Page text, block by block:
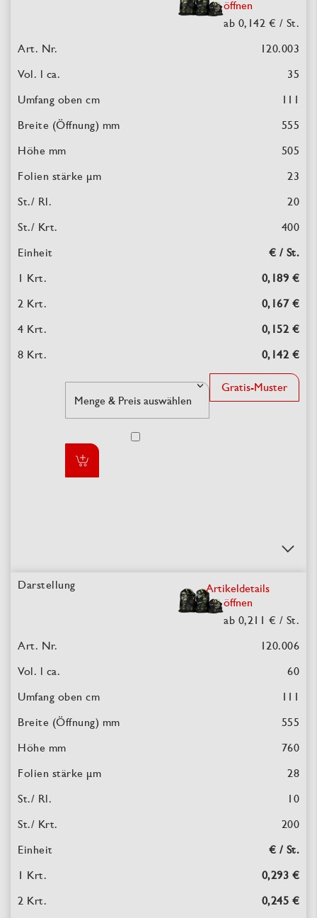
öffnen
ab 0,142 € / St.
120.003
35
111
555
505
23
20
400
€ / St.
0,189 €
0,167 €
0,152 €
0,142 €
Gratis-Muster
Artikeldetails
öffnen
ab 0,211 € / St.
120.006
60
111
555
760
28
10
200
€ / St.
0,293 €
0,245 €